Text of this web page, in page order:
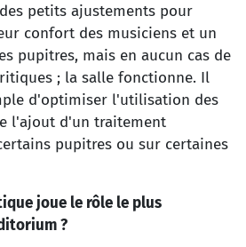
petits ajustements pour
confort des musiciens et un
pupitres, mais en aucun cas de
; la salle fonctionne. Il
d'optimiser l'utilisation des
l'ajout d'un traitement
pupitres ou sur certaines
joue le rôle le plus
?